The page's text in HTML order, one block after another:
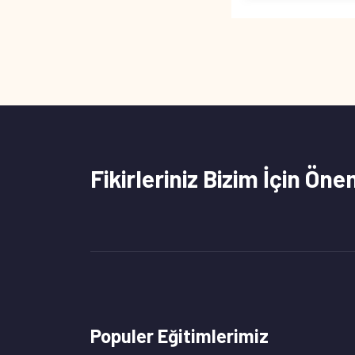
Fikirleriniz Bizim İçin
Populer Eğitimlerimiz